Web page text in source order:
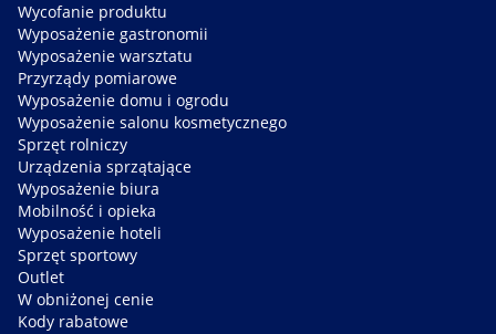
Wycofanie produktu
Wyposażenie gastronomii
Wyposażenie warsztatu
Przyrządy pomiarowe
Wyposażenie domu i ogrodu
Wyposażenie salonu kosmetycznego
Sprzęt rolniczy
Urządzenia sprzątające
Wyposażenie biura
Mobilność i opieka
Wyposażenie hoteli
Sprzęt sportowy
Outlet
W obniżonej cenie
Kody rabatowe